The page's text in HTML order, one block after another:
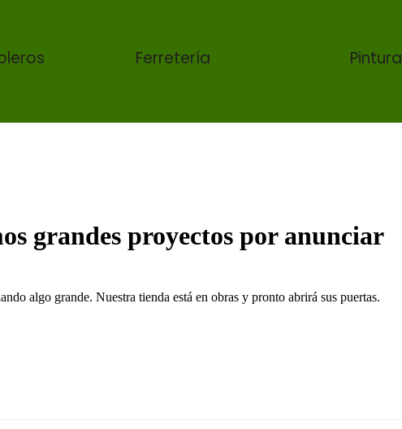
Ferretería Pintura
grandes proyectos por anunciar
algo grande. Nuestra tienda está en obras y pronto abrirá sus puertas.